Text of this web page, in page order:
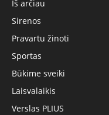
Iš arčiau
Sirenos
Pravartu žinoti
Sportas
Būkime sveiki
Laisvalaikis
Verslas PLIUS